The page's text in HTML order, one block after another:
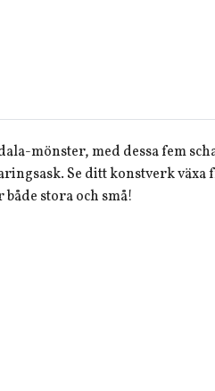
mönster, med dessa fem
Se ditt konstverk växa
stora och små!